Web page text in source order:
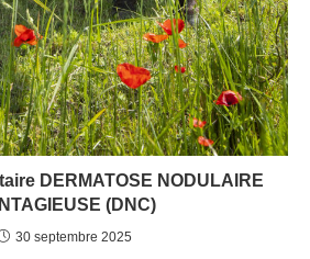
DERMATOSE NODULAIRE
(DNC)
30 septembre 2025